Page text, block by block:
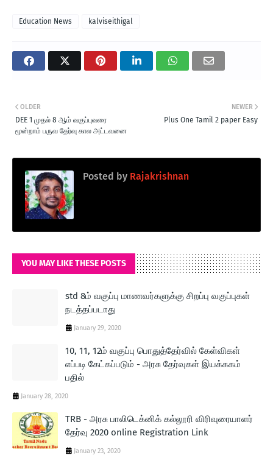
Education News kalviseithigal
NEWER
Plus One Tamil 2 paper Easy
OLDER
DEE 1 முதல் 8 ஆம் வகுப்புவரை
மூன்றாம் பருவ தேர்வு கால அட்டவனை
Posted by Rajakrishnan
YOU MAY LIKE THESE POSTS
std 8ம் வகுப்பு மாணவர்களுக்கு சிறப்பு வகுப்புகள்
நடத்தப்படாது
January 29, 2020
10, 11, 12ம் வகுப்பு பொதுத்தேர்வில் கேள்விகள்
எப்படி கேட்கப்படும் - அரசு தேர்வுகள் இயக்ககம்
பதில்
January 28, 2020
TRB - அரசு பாலிடெக்னிக் கல்லூரி விரிவுரையாளர்
தேர்வு 2020 online Registration Link
January 23, 2020